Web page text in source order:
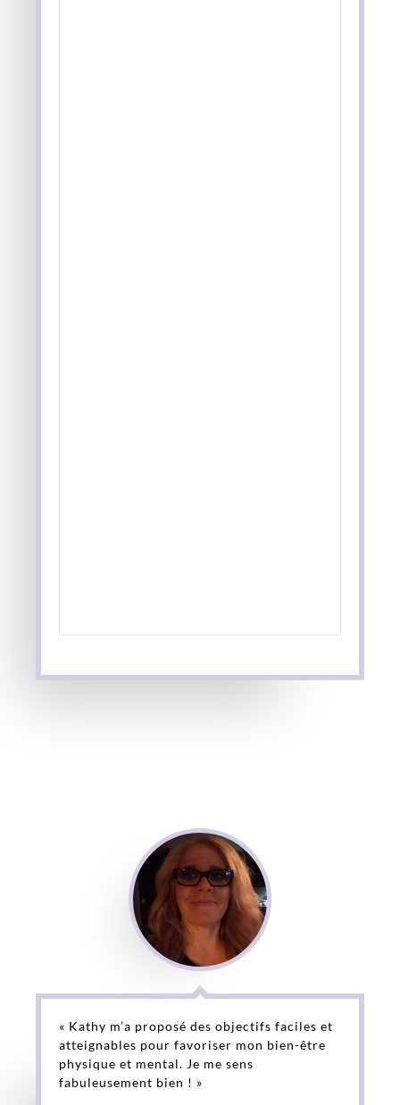
« Kathy m’a proposé des objectifs faciles et
atteignables pour favoriser mon bien-être
physique et mental. Je me sens
fabuleusement bien ! »